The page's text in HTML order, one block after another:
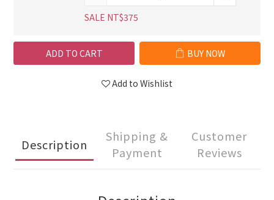
SALE NT$375
ADD TO CART BUY NOW
Add to Wishlist
Description
Shipping &
Payment
Customer
Reviews